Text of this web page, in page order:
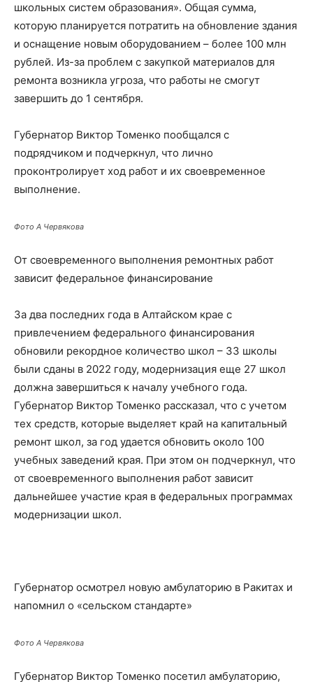
школьных систем образования». Общая сумма,
которую планируется потратить на обновление здания
и оснащение новым оборудованием – более 100 млн
рублей. Из-за проблем с закупкой материалов для
ремонта возникла угроза, что работы не смогут
завершить до 1 сентября.
Губернатор Виктор Томенко пообщался с
подрядчиком и подчеркнул, что лично
проконтролирует ход работ и их своевременное
выполнение.
Фото А Червякова
От своевременного выполнения ремонтных работ
зависит федеральное финансирование
За два последних года в Алтайском крае с
привлечением федерального финансирования
обновили рекордное количество школ – 33 школы
были сданы в 2022 году, модернизация еще 27 школ
должна завершиться к началу учебного года.
Губернатор Виктор Томенко рассказал, что с учетом
тех средств, которые выделяет край на капитальный
ремонт школ, за год удается обновить около 100
учебных заведений края. При этом он подчеркнул, что
от своевременного выполнения работ зависит
дальнейшее участие края в федеральных программах
модернизации школ.
Губернатор осмотрел новую амбулаторию в Ракитах и
напомнил о «сельском стандарте»
Фото А Червякова
Губернатор Виктор Томенко посетил амбулаторию,